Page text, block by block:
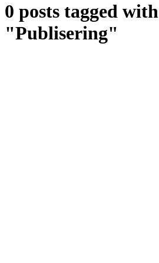
0 posts tagged with
"Publisering"